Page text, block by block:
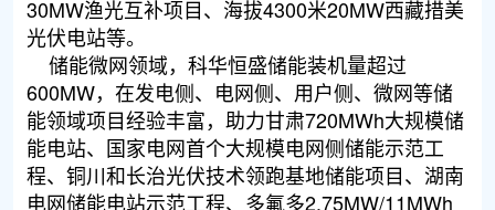
30MW渔光互补项目、海拔4300米20MW西藏措美
光伏电站等。
储能微网领域，科华恒盛储能装机量超过
600MW，在发电侧、电网侧、用户侧、微网等储
能领域项目经验丰富，助力甘肃720MWh大规模储
能电站、国家电网首个大规模电网侧储能示范工
程、铜川和长治光伏技术领跑基地储能项目、湖南
电网储能电站示范工程、多氟多2.75MW/11MWh